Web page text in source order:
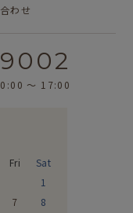
わせ
〜 17:00
Fri
Sat
1
7
8